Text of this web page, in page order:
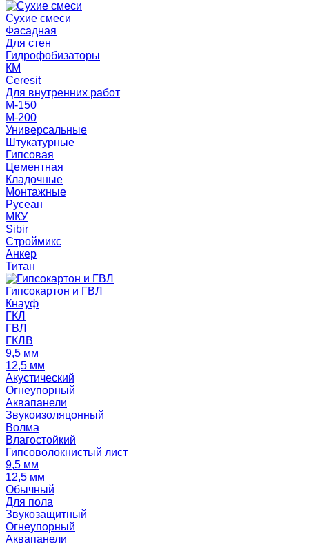
Сухие смеси
Фасадная
Для стен
Гидрофобизаторы
КМ
Ceresit
Для внутренних работ
М-150
М-200
Универсальные
Штукатурные
Гипсовая
Цементная
Кладочные
Монтажные
Русеан
МКУ
Sibir
Строймикс
Анкер
Титан
Гипсокартон и ГВЛ
Кнауф
ГКЛ
ГВЛ
ГКЛВ
9,5 мм
12,5 мм
Акустический
Огнеупорный
Аквапанели
Звукоизоляцонный
Волма
Влагостойкий
Гипсоволокнистый лист
9,5 мм
12,5 мм
Обычный
Для пола
Звукозащитный
Огнеупорный
Аквапанели